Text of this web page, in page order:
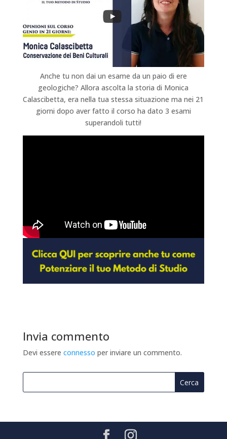
Anche tu non dai un esame da un paio di ere
geologiche? Allora ascolta la storia di Monica
Calascibetta, era nella tua stessa situazione ma nei 21
giorni dopo aver fatto il corso ha dato 3 esami
superandoli tutti!
Invia commento
Devi essere connesso per inviare un commento.